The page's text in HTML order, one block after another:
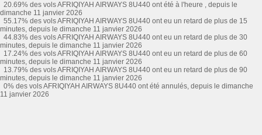
20.69% des vols AFRIQIYAH AIRWAYS 8U440 ont été à l'heure , depuis le
dimanche 11 janvier 2026
55.17% des vols AFRIQIYAH AIRWAYS 8U440 ont eu un retard de plus de 15
minutes, depuis le dimanche 11 janvier 2026
44.83% des vols AFRIQIYAH AIRWAYS 8U440 ont eu un retard de plus de 30
minutes, depuis le dimanche 11 janvier 2026
17.24% des vols AFRIQIYAH AIRWAYS 8U440 ont eu un retard de plus de 60
minutes, depuis le dimanche 11 janvier 2026
13.79% des vols AFRIQIYAH AIRWAYS 8U440 ont eu un retard de plus de 90
minutes, depuis le dimanche 11 janvier 2026
0% des vols AFRIQIYAH AIRWAYS 8U440 ont été annulés, depuis le dimanche
11 janvier 2026